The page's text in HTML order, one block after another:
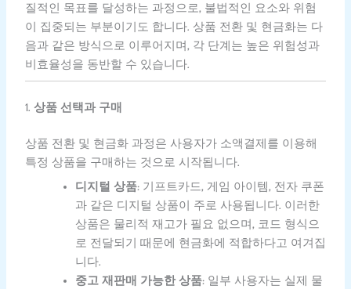
질적인 목표를 달성하는 과정으로, 불법적인 요소와 위험
이 집중되는 부분이기도 합니다. 상품 전환 및 현금화는 다
음과 같은 방식으로 이루어지며, 각 단계는 높은 위험성과
비효율성을 동반할 수 있습니다.
1. 상품 선택과 구매
상품 전환 및 현금화 과정은 사용자가 소액결제를 이용해
특정 상품을 구매하는 것으로 시작됩니다.
디지털 상품: 기프트카드, 게임 아이템, 전자 쿠폰
과 같은 디지털 상품이 주로 사용됩니다. 이러한
상품은 물리적 재고가 필요 없으며, 코드 형식으
로 전달되기 때문에 현금화에 적합하다고 여겨집
니다.
중고 재판매 가능한 상품: 일부 사용자는 실제 물